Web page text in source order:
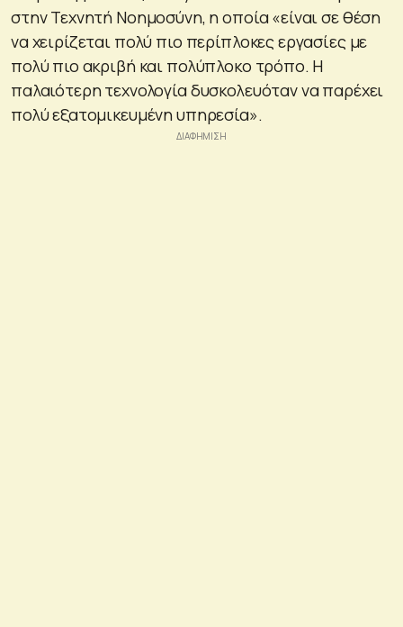
στην Τεχνητή Νοημοσύνη, η οποία «είναι σε θέση
να χειρίζεται πολύ πιο περίπλοκες εργασίες με
πολύ πιο ακριβή και πολύπλοκο τρόπο. Η
παλαιότερη τεχνολογία δυσκολευόταν να παρέχει
πολύ εξατομικευμένη υπηρεσία».